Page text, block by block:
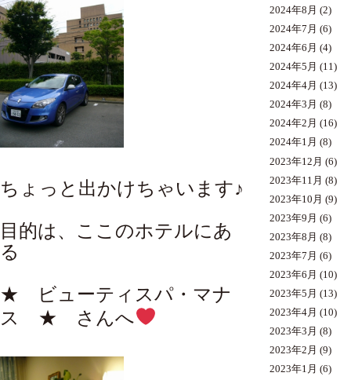
ちょっと出かけちゃいます♪
目的は、ここのホテルにあ
る
★
ビューティスパ・マナ
ス
★ さんへ
2024年8月 (2)
2024年7月 (6)
2024年6月 (4)
2024年5月 (11)
2024年4月 (13)
2024年3月 (8)
2024年2月 (16)
2024年1月 (8)
2023年12月 (6)
2023年11月 (8)
2023年10月 (9)
2023年9月 (6)
2023年8月 (8)
2023年7月 (6)
2023年6月 (10)
2023年5月 (13)
2023年4月 (10)
2023年3月 (8)
2023年2月 (9)
2023年1月 (6)